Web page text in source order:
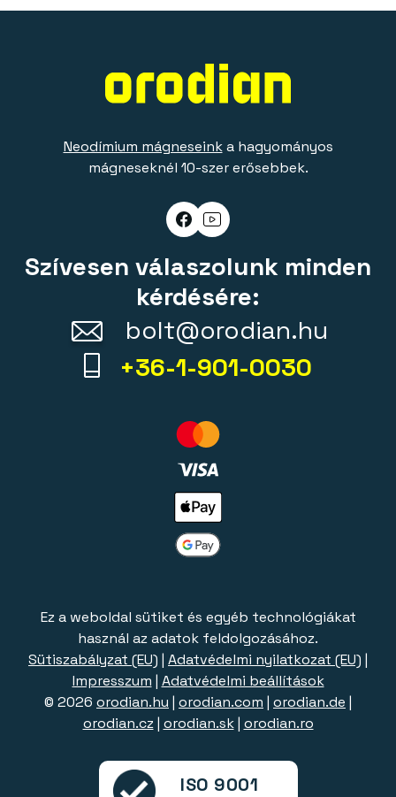
Neodímium mágneseinka hagyományos
mágneseknél 10-szer erősebbek.
Szívesen válaszolunk minden
kérdésére:
bolt@orodian.hu
+36-1-901-0030
Ez a weboldal sütiket és egyéb technológiákat
használ az adatok feldolgozásához.
Sütiszabályzat (EU) | Adatvédelmi nyilatkozat (EU) |
Impresszum | Adatvédelmi beállítások
© 2026 orodian.hu | orodian.com | orodian.de |
orodian.cz| orodian.sk| orodian.ro
ISO 9001